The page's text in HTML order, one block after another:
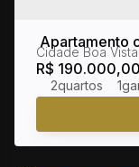
Apartamento
R$ 190.000,00
Cidade Boa Vista
2 1